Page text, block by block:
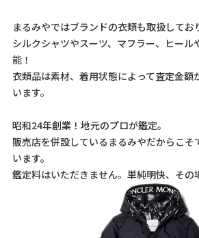
まるみやではブランドの衣類も取扱してお
シルクシャツやスーツ、マフラー、ヒール
能！
衣類品は素材、着用状態によって査定金額
います。
昭和24年創業！地元のプロが鑑定。
販売店を併設しているまるみやだからこそ
います。
鑑定料はいただきません。単純明快、その